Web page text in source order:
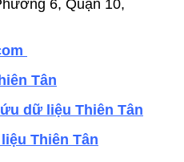
6, Quận 10,
Tân
dữ liệu Thiên Tân
Thiên Tân